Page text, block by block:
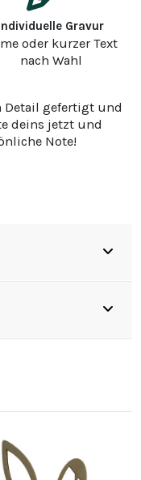
Gravur
oder kurzer Text
nach Wahl
Detail gefertigt und
deins jetzt und
Note!